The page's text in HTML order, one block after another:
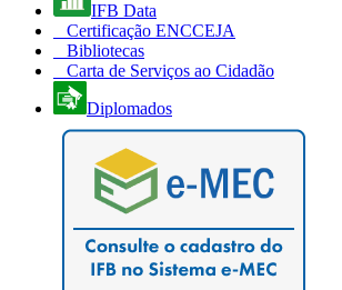
IFB Data
Certificação ENCCEJA
Bibliotecas
Carta de Serviços ao Cidadão
Diplomados